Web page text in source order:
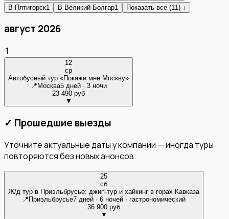
В Пятигорск1 В Великий Болгар1 Показать все (11) ↓
август 2026
·1
12
ср
Автобусный тур «Покажи мне Москву»
📍 Москва5 дней · 3 ночи
23 490 руб
▼
✓ Прошедшие выезды
Уточните актуальные даты у компании — иногда туры
повторяются без новых анонсов.
25
сб
Ж/д тур в Приэльбрусье: джип-тур и хайкинг в горах Кавказа
📍Приэльбрусье7 дней · 6 ночей · гастрономический
36 900 руб
▼